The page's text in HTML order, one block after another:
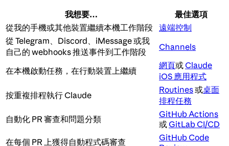
我想要…
最佳選項
從我的手機或其他裝置繼續本機工作階段 遠端控制
從 Telegram、Discord、iMessage 或我
自己的 webhooks 推送事件到工作階段
Channels
在本機啟動任務，在行動裝置上繼續
網頁或Claude
iOS 應用程式
按重複排程執行 Claude
Routines或桌面
排程任務
自動化 PR 審查和問題分類
GitHub Actions
或 GitLab CI/CD
在每個 PR 上獲得自動程式碼審查
GitHub Code